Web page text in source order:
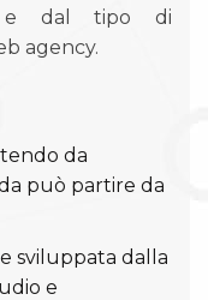
e dal tipo di
agency.
da
può partire da
sviluppata dalla
e